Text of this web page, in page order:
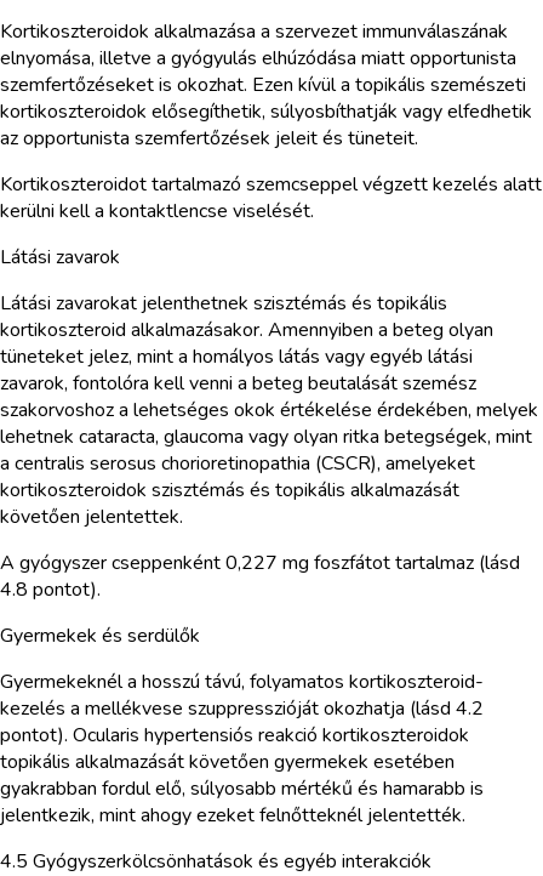
Kortikoszteroidok alkalmazása a szervezet immunválaszának
elnyomása, illetve a gyógyulás elhúzódása miatt opportunista
szemfertőzéseket is okozhat. Ezen kívül a topikális szemészeti
kortikoszteroidok elősegíthetik, súlyosbíthatják vagy elfedhetik
az opportunista szemfertőzések jeleit és tüneteit.
Kortikoszteroidot tartalmazó szemcseppel végzett kezelés alatt
kerülni kell a kontaktlencse viselését.
Látási zavarok
Látási zavarokat jelenthetnek szisztémás és topikális
kortikoszteroid alkalmazásakor. Amennyiben a beteg olyan
tüneteket jelez, mint a homályos látás vagy egyéb látási
zavarok, fontolóra kell venni a beteg beutalását szemész
szakorvoshoz a lehetséges okok értékelése érdekében, melyek
lehetnek cataracta, glaucoma vagy olyan ritka betegségek, mint
a centralis serosus chorioretinopathia (CSCR), amelyeket
kortikoszteroidok szisztémás és topikális alkalmazását
követően jelentettek.
A gyógyszer cseppenként 0,227 mg foszfátot tartalmaz (lásd
4.8 pontot).
Gyermekek és serdülők
Gyermekeknél a hosszú távú, folyamatos kortikoszteroid-
kezelés a mellékvese szuppresszióját okozhatja (lásd 4.2
pontot). Ocularis hypertensiós reakció kortikoszteroidok
topikális alkalmazását követően gyermekek esetében
gyakrabban fordul elő, súlyosabb mértékű és hamarabb is
jelentkezik, mint ahogy ezeket felnőtteknél jelentették.
4.5 Gyógyszerkölcsönhatások és egyéb interakciók